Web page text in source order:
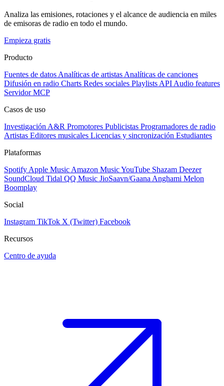
Analiza las emisiones, rotaciones y el alcance de audiencia en miles
de emisoras de radio en todo el mundo.
Empieza gratis
Producto
Fuentes de datos Analíticas de artistas Analíticas de canciones
Difusión en radio Charts Redes sociales Playlists API Audio features
Servidor MCP
Casos de uso
Investigación A&R Promotores Publicistas Programadores de radio
Artistas Editores musicales Licencias y sincronización Estudiantes
Plataformas
Spotify Apple Music Amazon MusicYouTube Shazam Deezer
SoundCloud Tidal QQ Music JioSaavn/Gaana Anghami Melon
Boomplay
Social
Instagram TikTok X (Twitter) Facebook
Recursos
Centro de ayuda